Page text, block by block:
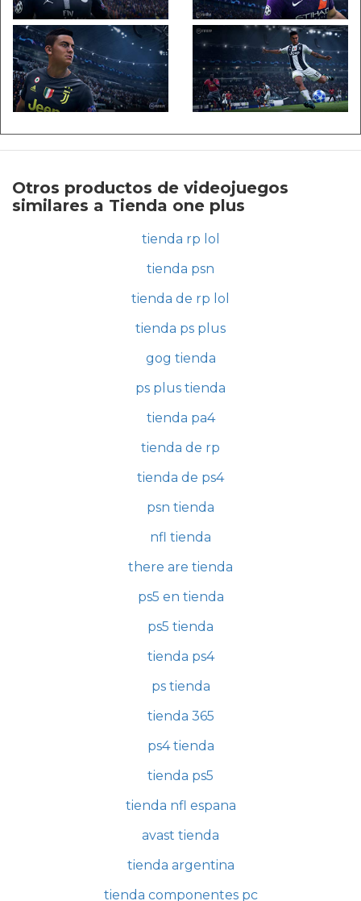
Otros productos de videojuegos
similares a Tienda one plus
tienda rp lol
tienda psn
tienda de rp lol
tienda ps plus
gog tienda
ps plus tienda
tienda pa4
tienda de rp
tienda de ps4
psn tienda
nfl tienda
there are tienda
ps5 en tienda
ps5 tienda
tienda ps4
ps tienda
tienda 365
ps4 tienda
tienda ps5
tienda nfl espana
avast tienda
tienda argentina
tienda componentes pc